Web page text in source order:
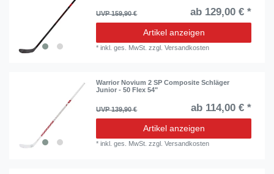
UVP 159,90 € ab 129,00 € *
Artikel anzeigen
*inkl. ges. MwSt. zzgl.Versandkosten
Warrior Novium 2 SP Composite Schläger
Junior - 50 Flex 54"
UVP 139,90 € ab 114,00 € *
Artikel anzeigen
*inkl. ges. MwSt. zzgl.Versandkosten